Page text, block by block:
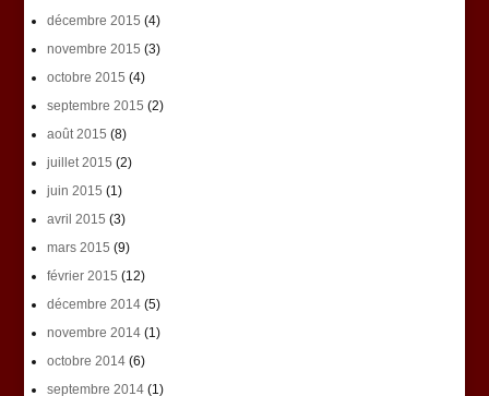
décembre 2015 (4)
novembre 2015 (3)
octobre 2015 (4)
septembre 2015 (2)
août 2015 (8)
juillet 2015 (2)
juin 2015 (1)
avril 2015 (3)
mars 2015 (9)
février 2015 (12)
décembre 2014(5)
novembre 2014(1)
octobre 2014(6)
septembre 2014(1)